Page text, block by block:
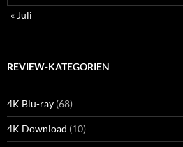
« Juli
REVIEW-KATEGORIEN
4K Blu-ray (68)
4K Download (10)